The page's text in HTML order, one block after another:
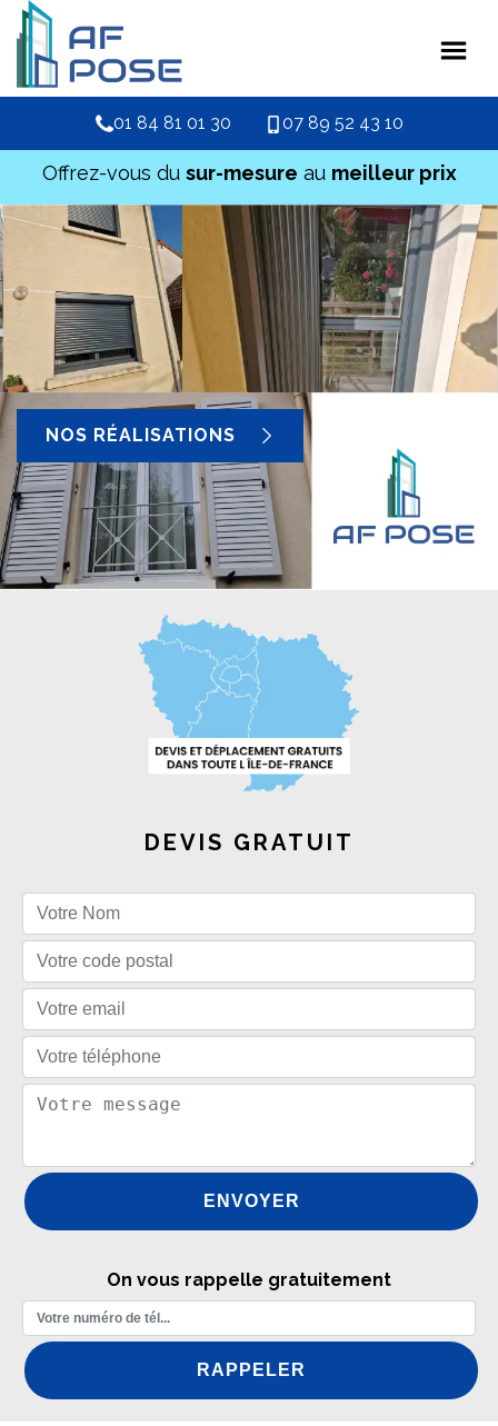
01 84 81 01 30 07 89 52 43 10
Offrez-vous du sur-mesure au meilleur prix
NOS RÉALISATIONS
DEVIS GRATUIT
On vous rappelle gratuitement